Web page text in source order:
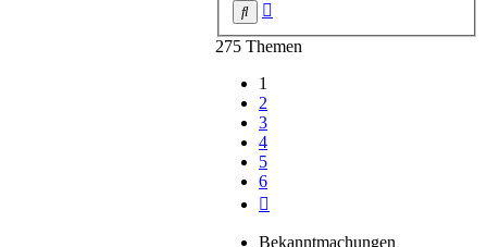
Suche
275 Themen
1
2
3
4
5
6
Bekanntmachungen